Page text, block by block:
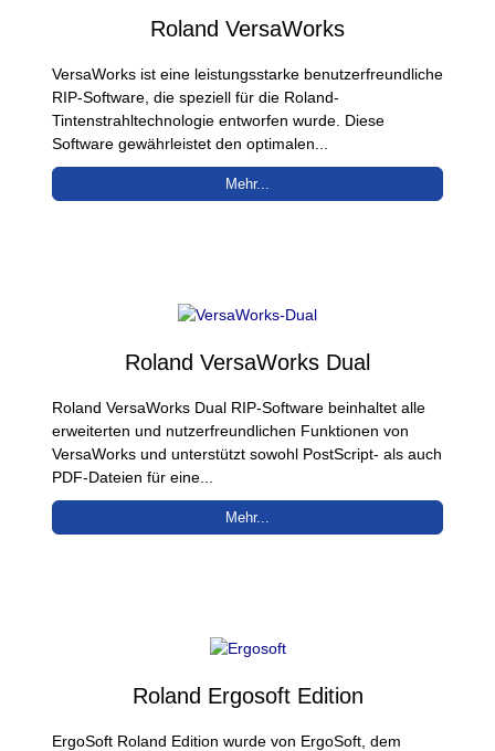
Roland VersaWorks
VersaWorks ist eine leistungsstarke benutzerfreundliche
RIP-Software, die speziell für die Roland-
Tintenstrahltechnologie entworfen wurde. Diese
Software gewährleistet den optimalen...
Mehr...
Roland VersaWorks Dual
Roland VersaWorks Dual RIP-Software beinhaltet alle
erweiterten und nutzerfreundlichen Funktionen von
VersaWorks und unterstützt sowohl PostScript- als auch
PDF-Dateien für eine...
Mehr...
Roland Ergosoft Edition
ErgoSoft Roland Edition wurde von ErgoSoft, dem